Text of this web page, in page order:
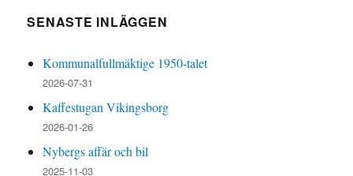
SENASTE INLÄGGEN
Kommunalfullmäktige 1950-talet
2026-07-31
Kaffestugan Vikingsborg
2026-01-26
Nybergs affär och bil
2025-11-03